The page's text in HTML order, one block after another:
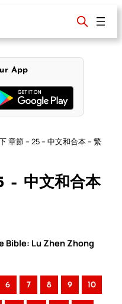
App
章節 – 25 – 中文和合本 – 繁
– 中文和合本
Bible: Lu Zhen Zhong
6 7 8 9 10